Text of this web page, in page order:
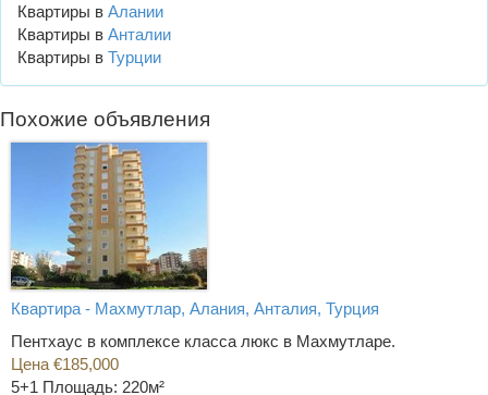
Квартиры в Алании
Квартиры в Анталии
Квартиры в Турции
Похожие объявления
Квартира - Махмутлар, Алания, Анталия, Турция
Пентхаус в комплексе класса люкс в Махмутларе.
Цена €185,000
5+1 Площадь: 220м²